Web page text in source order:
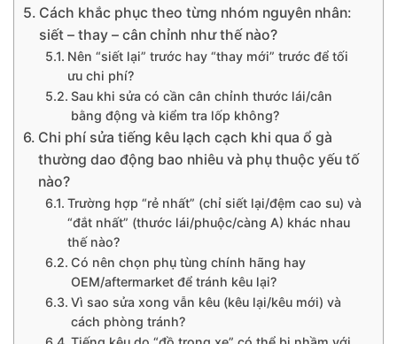
Cách khắc phục theo từng nhóm nguyên nhân:
siết – thay – cân chỉnh như thế nào?
Nên “siết lại” trước hay “thay mới” trước để tối
ưu chi phí?
Sau khi sửa có cần cân chỉnh thước lái/cân
bằng động và kiểm tra lốp không?
Chi phí sửa tiếng kêu lạch cạch khi qua ổ gà
thường dao động bao nhiêu và phụ thuộc yếu tố
nào?
Trường hợp “rẻ nhất” (chỉ siết lại/đệm cao su) và
“đắt nhất” (thước lái/phuộc/càng A) khác nhau
thế nào?
Có nên chọn phụ tùng chính hãng hay
OEM/aftermarket để tránh kêu lại?
Vì sao sửa xong vẫn kêu (kêu lại/kêu mới) và
cách phòng tránh?